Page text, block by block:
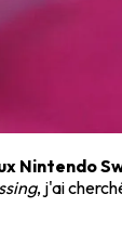
Nintendo
, j'ai